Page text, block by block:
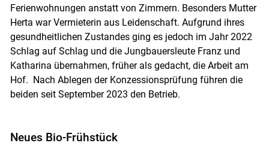
Ferienwohnungen anstatt von Zimmern. Besonders Mutter
Herta war Vermieterin aus Leidenschaft. Aufgrund ihres
gesundheitlichen Zustandes ging es jedoch im Jahr 2022
Schlag auf Schlag und die Jungbauersleute Franz und
Katharina übernahmen, früher als gedacht, die Arbeit am
Hof. Nach Ablegen der Konzessionsprüfung führen die
beiden seit September 2023 den Betrieb.
Neues Bio-Frühstück